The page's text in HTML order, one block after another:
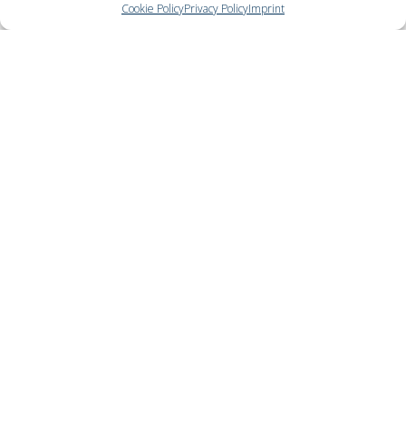
Cookie PolicyPrivacy PolicyImprint